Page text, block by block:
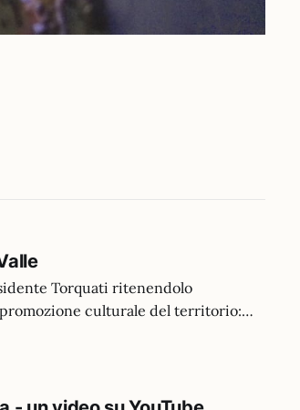
Torquati ritenendolo
culturale del territorio:
XV e CS Servizi Museali